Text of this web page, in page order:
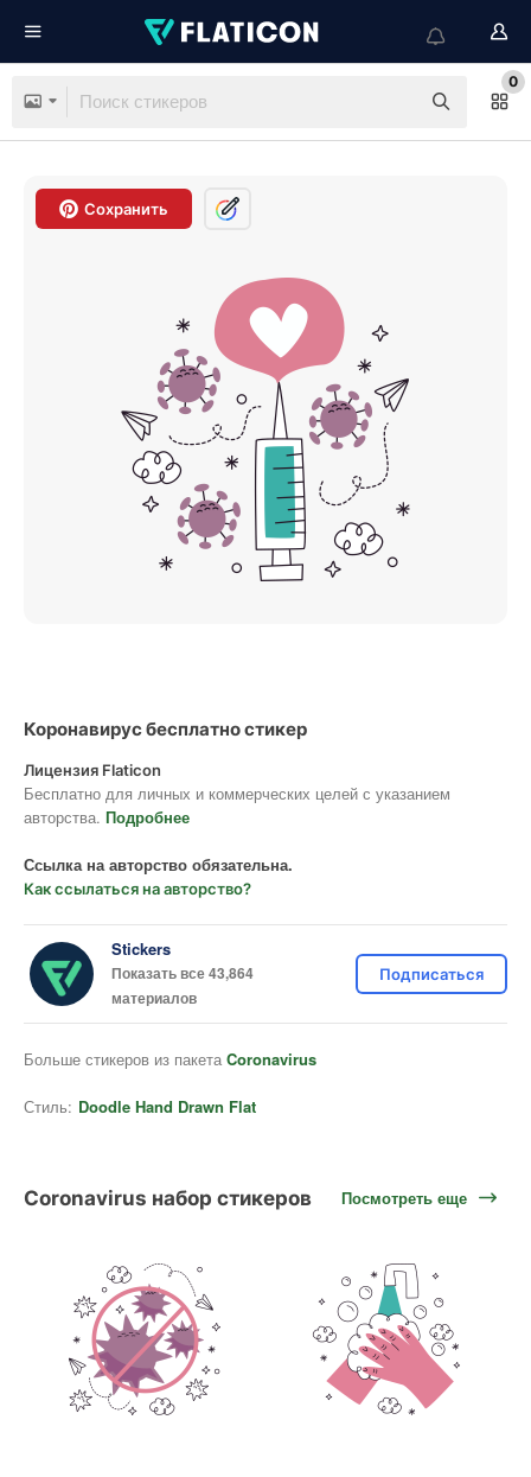
0
Сохранить
Коронавирус бесплатно стикер
Лицензия Flaticon
Бесплатно для личных и коммерческих целей с указанием
авторства. Подробнее
Ссылка на авторство обязательна.
Как ссылаться на авторство?
Stickers
Показать все 43,864
материалов
Подписаться
Больше стикеров из пакета Coronavirus
Стиль: Doodle Hand Drawn Flat
Coronavirus набор стикеров Посмотреть еще